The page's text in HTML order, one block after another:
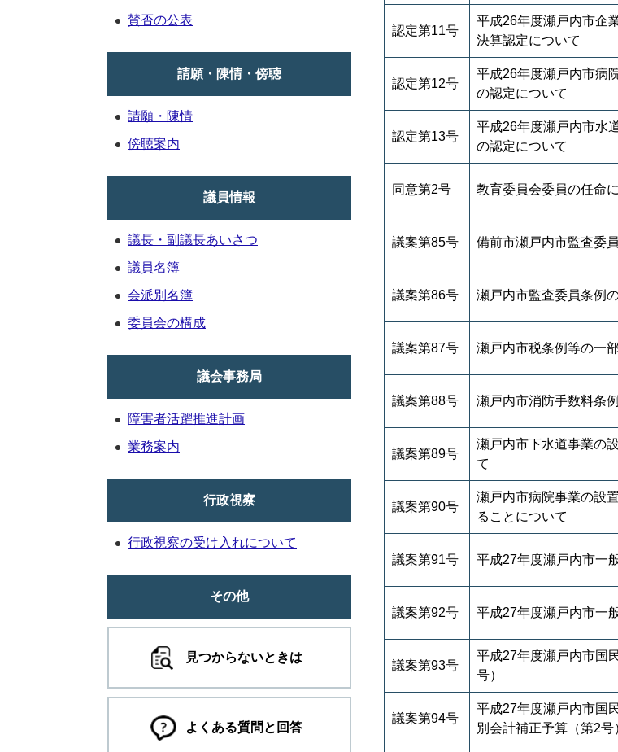
認定第11号
平成26年度瀬戸内市企
決算認定について
認定第12号
平成26年度瀬戸内市病
の認定について
認定第13号
平成26年度瀬戸内市水
の認定について
同意第2号 教育委員会委員の任命
議案第85号 備前市瀬戸内市監査委
議案第86号 瀬戸内市監査委員条例
議案第87号 瀬戸内市税条例等の一
議案第88号 瀬戸内市消防手数料条
議案第89号
瀬戸内市下水道事業の
て
議案第90号
瀬戸内市病院事業の設
ることについて
議案第91号 平成27年度瀬戸内市一
議案第92号 平成27年度瀬戸内市一
議案第93号
平成27年度瀬戸内市国
号）
議案第94号
平成27年度瀬戸内市国
別会計補正予算（第2号
賛否の公表
請願・陳情・傍聴
請願・陳情
傍聴案内
議員情報
議長・副議長あいさつ
議員名簿
会派別名簿
委員会の構成
議会事務局
障害者活躍推進計画
業務案内
行政視察
行政視察の受け入れについて
その他
見つからないときは
よくある質問と回答